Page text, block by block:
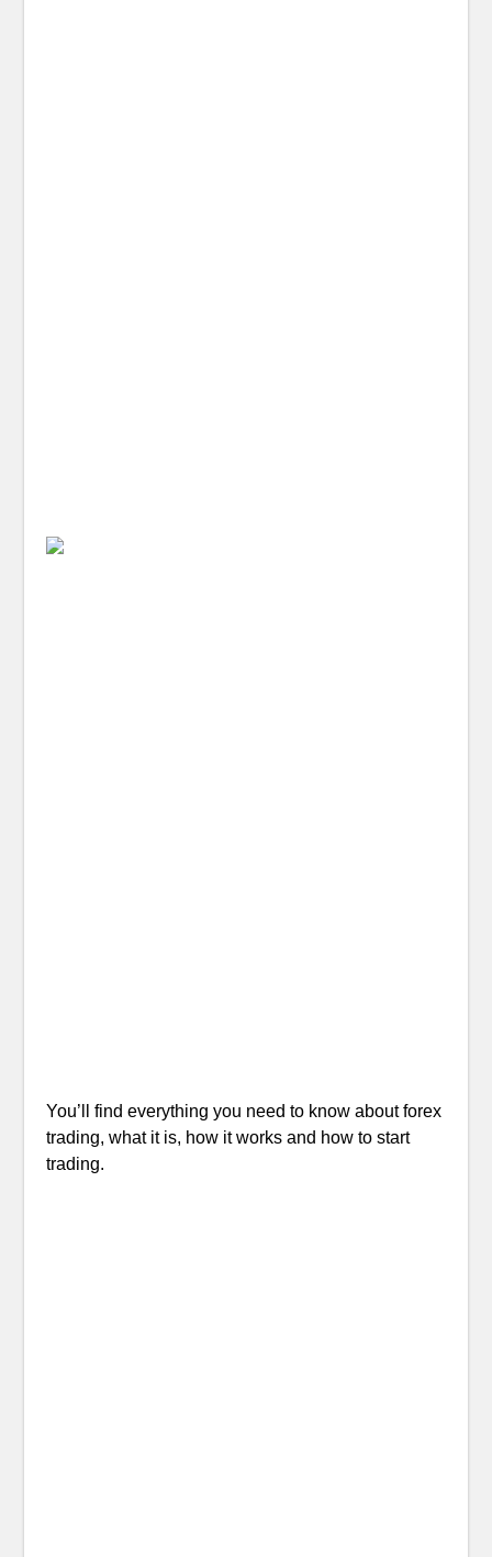
You’ll find everything you need to know about forex
trading, what it is, how it works and how to start
trading.